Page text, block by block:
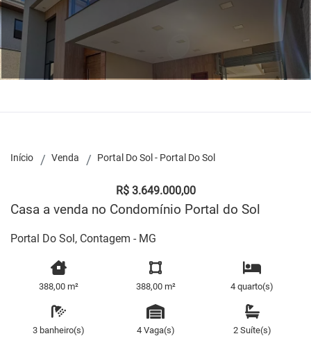
Início Venda Portal Do Sol - Portal Do Sol
R$ 3.649.000,00
Casa a venda no Condomínio Portal do Sol
Portal Do Sol, Contagem - MG
388,00 m² 388,00 m² 4 quarto(s)
3 banheiro(s) 4 Vaga(s) 2 Suíte(s)